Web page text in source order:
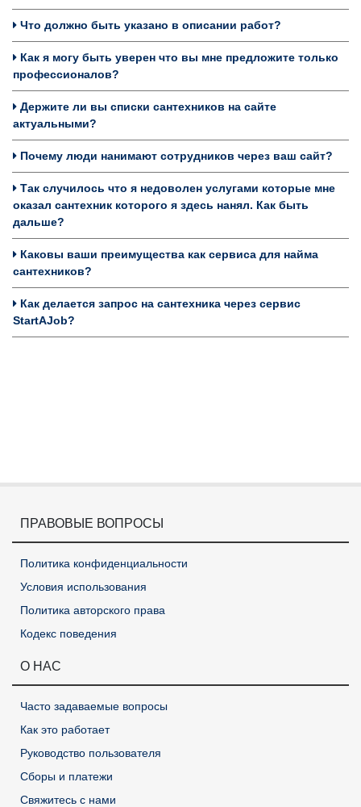
Что должно быть указано в описании работ?
Как я могу быть уверен что вы мне предложите только
профессионалов?
Держите ли вы списки сантехников на сайте
актуальными?
Почему люди нанимают сотрудников через ваш сайт?
Так случилось что я недоволен услугами которые мне
оказал сантехник которого я здесь нанял. Как быть
дальше?
Каковы ваши преимущества как сервиса для найма
сантехников?
Как делается запрос на сантехника через сервис
StartAJob?
ПРАВОВЫЕ ВОПРОСЫ
Политика конфиденциальности
Условия использования
Политика авторского права
Кодекс поведения
О НАС
Часто задаваемые вопросы
Как это работает
Руководство пользователя
Сборы и платежи
Свяжитесь с нами